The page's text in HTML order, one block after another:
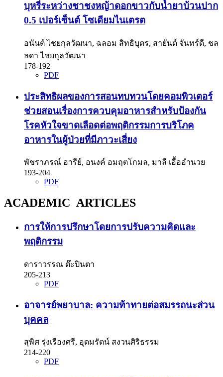
บุหรี่ระหว่างชาชงหญ้าดอกขาวกับน้ำยาบ้วนปาก
0.5 เปอร์เซ็นต์ โซเดียมไนเตรต
อนันต์ ไชยกุลวัฒนา, ฉลอม สิทธิบุตร, สายันต์ จันทร์ดี, ชล
ลดา ไชยกุลวัฒนา
178-192
PDF
ประสิทธิผลของการสอนทบทวนโดยคอมพิวเตอร์
ช่วยสอนเรื่องการควบคุมอาหารสำหรับป้องกัน
โรคหัวใจขาดเลือดต่อพฤติกรรมการบริโภค
อาหารในผู้ป่วยที่มีภาวะเสี่ยง
พัชราภรณ์ อารีย์, อนงค์ อมฤตโกมล, มาลี เอื้ออำนวย
193-204
PDF
ACADEMIC ARTICLES
การให้การปรึกษาโดยการปรับความคิดและ
พฤติกรรม
ดาราวรรณ ต๊ะปินตา
205-213
PDF
อาจารย์พยาบาล: ความท้าทายต่อสมรรถนะส่วน
บุคคล
สุพิศ รุ่งเรืองศรี, อุดมรัตน์ สงวนศิริธรรม
214-220
PDF